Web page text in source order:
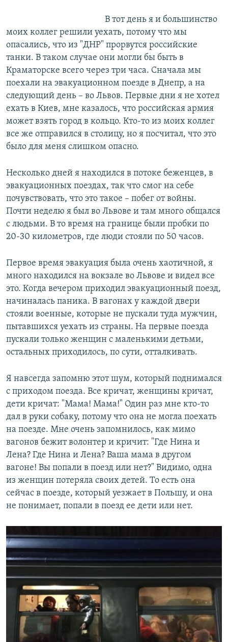
В тот день я и большинство
моих коллег решили уехать, потому что мы
опасались, что из "ДНР" прорвутся российские
танки. В таком случае они могли бы быть в
Краматорске всего через три часа. Сначала мы
поехали на эвакуационном поезде в Днепр, а на
следующий день – во Львов. Первые дни я не хотел
ехать в Киев, мне казалось, что российская армия
может взять город в кольцо. Кто-то из моих коллег
все же отправился в столицу, но я посчитал, что это
было для меня слишком опасно.
Несколько дней я находился в потоке беженцев, в
эвакуационных поездах, так что смог на себе
почувствовать, что это такое – побег от войны.
Почти неделю я был во Львове и там много общался
с людьми. В то время на границе были пробки по
20-30 километров, где люди стояли по 50 часов.
Первое время эвакуация была очень хаотичной, я
много находился на вокзале во Львове и видел все
это. Когда вечером приходил эвакуационный поезд,
начиналась паника. В вагонах у каждой двери
стояли военные, которые не пускали туда мужчин,
пытавшихся уехать из страны. На первые поезда
пускали только женщин с маленькими детьми,
остальных приходилось, по сути, отталкивать.
Я навсегда запомню этот шум, который поднимался
с приходом поезда. Все кричат, женщины кричат,
дети кричат: "Мама! Мама!" Один раз мне кто-то
дал в руки собаку, потому что она не могла поехать
на поезде. Мне очень запомнилось, как мимо
вагонов бежит волонтер и кричит: "Где Нина и
Лена? Где Нина и Лена? Ваша мама в другом
вагоне! Вы попали в поезд или нет?" Видимо, одна
из женщин потеряла своих детей. То есть она
сейчас в поезде, который уезжает в Польшу, и она
не понимает, попали в поезд ее дети или нет.